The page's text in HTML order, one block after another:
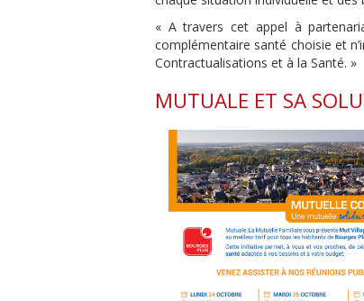
« A travers cet appel à
complémentaire santé choisie et
Contractualisations et à la Santé. »
MUTUALE ET SA